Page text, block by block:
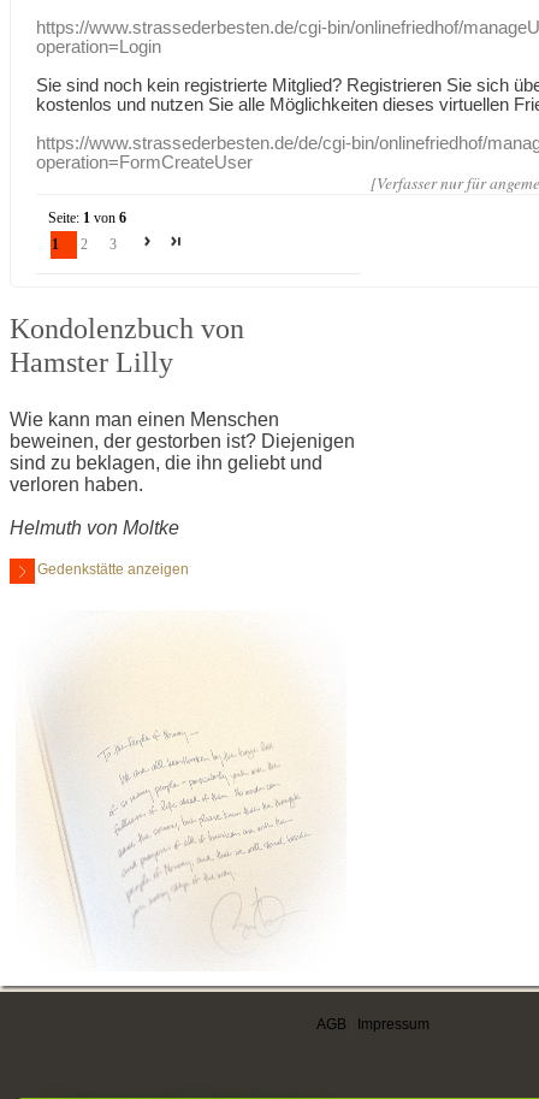
https://www.strassederbesten.de/cgi-bin/onlinefriedhof/
operation=Login
Sie sind noch kein registrierte Mitglied? Registrieren Sie sich
kostenlos und nutzen Sie alle Möglichkeiten dieses virtuellen
https://www.strassederbesten.de/de/cgi-bin/onlinefriedhof/
operation=FormCreateUser
[Verfasser nur für
Seite: 1 von6
1
2 3
Kondolenzbuch von
Hamster Lilly
Wie kann man einen Menschen
beweinen, der gestorben ist? Diejenigen
sind zu beklagen, die ihn geliebt und
verloren haben.
Helmuth von Moltke
Gedenkstätte anzeigen
AGB Impressum